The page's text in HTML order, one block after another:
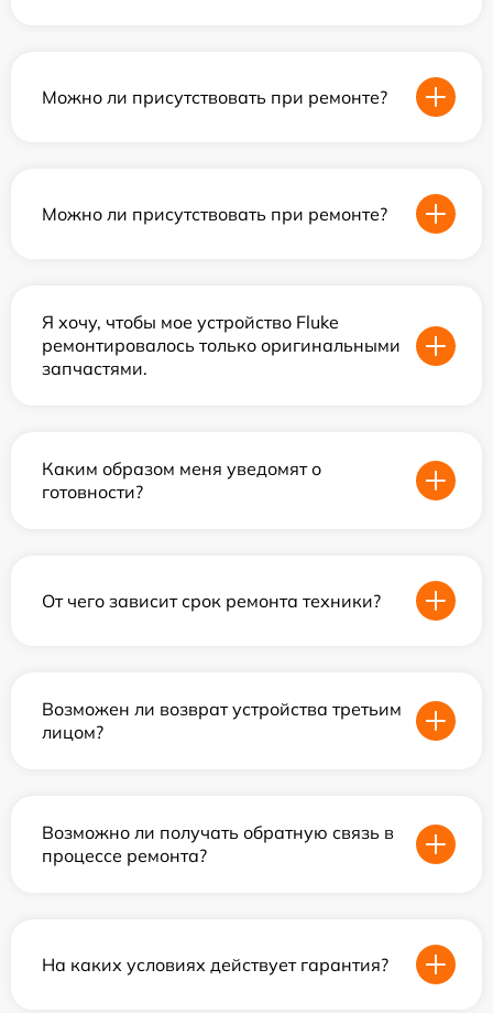
Можно ли присутствовать при ремонте?
Можно ли присутствовать при ремонте?
Я хочу, чтобы мое устройство Fluke
ремонтировалось только оригинальными
запчастями.
Каким образом меня уведомят о
готовности?
От чего зависит срок ремонта техники?
Возможен ли возврат устройства третьим
лицом?
Возможно ли получать обратную связь в
процессе ремонта?
На каких условиях действует гарантия?